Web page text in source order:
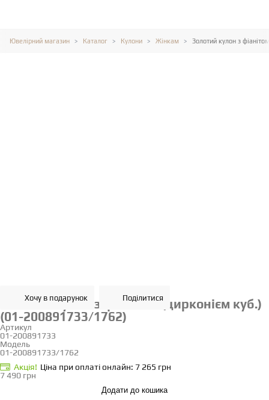
Ювелірний магазин Каталог Кулони Жінкам Золотий кулон з
Хочу в подарунок Поділитися
Золотий кулон з фіанітом (цирконієм куб.)
(01-200891733/1762)
Артикул
01-200891733
Модель
01-200891733/1762
Акцiя! Ціна при оплаті онлайн: 7 265 грн
7 490 грн
Додати до кошика